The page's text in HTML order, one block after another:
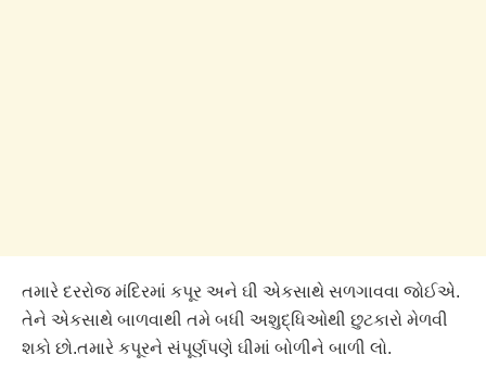
તમારે દરરોજ મંદિરમાં કપૂર અને ઘી એકસાથે સળગાવવા જોઈએ.
તેને એકસાથે બાળવાથી તમે બધી અશુદ્ધિઓથી છુટકારો મેળવી
શકો છો.તમારે કપૂરને સંપૂર્ણપણે ઘીમાં બોળીને બાળી લો.